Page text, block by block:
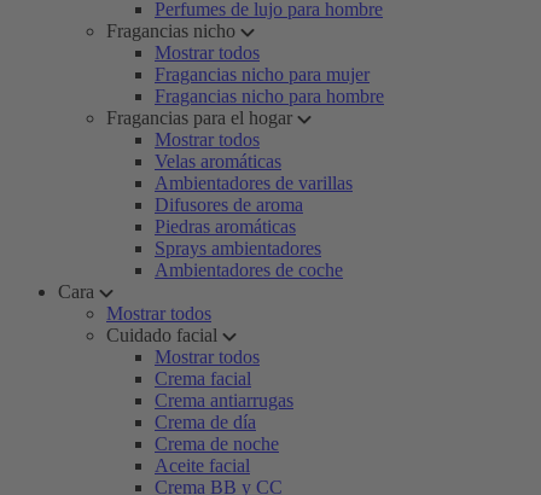
Perfumes de lujo para hombre
Fragancias nicho
Mostrar todos
Fragancias nicho para mujer
Fragancias nicho para hombre
Fragancias para el hogar
Mostrar todos
Velas aromáticas
Ambientadores de varillas
Difusores de aroma
Piedras aromáticas
Sprays ambientadores
Ambientadores de coche
Cara
Mostrar todos
Cuidado facial
Mostrar todos
Crema facial
Crema antiarrugas
Crema de día
Crema de noche
Aceite facial
Crema BB y CC